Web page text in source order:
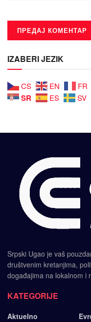
IZABERI JEZIK
CS EN FR
SR ES SV
Srpski Ugao je vaš
društvenim kretanjima,
događajima na lokalnom i
KATEGORIJE
Aktuelno